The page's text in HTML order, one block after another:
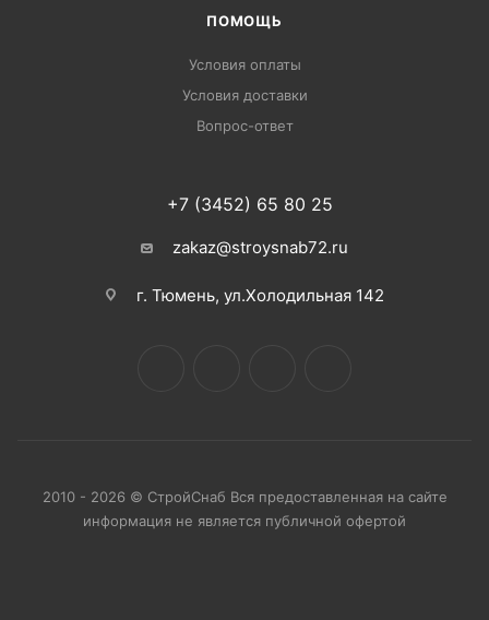
ПОМОЩЬ
Условия оплаты
Условия доставки
Вопрос-ответ
+7 (3452) 65 80 25
zakaz@stroysnab72.ru
г. Тюмень, ул.Холодильная 142
2010 - 2026 © СтройСнаб Вся предоставленная на сайте
информация не является публичной офертой